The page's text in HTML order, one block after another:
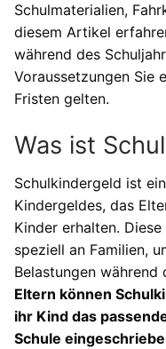
Schulmaterialien,
diesem Artikel
während des
Voraussetzungen Sie
Fristen gelten.
Was ist
Schulkindergeld ist
Kindergeldes, das
Kinder erhalten.
speziell an Familien,
Belastungen während
Eltern können
ihr Kind das
Schule